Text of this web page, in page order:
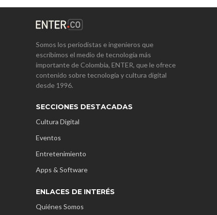
Somos los periodistas e ingenieros que
escribimos el medio de tecnología más
importante de Colombia, ENTER, que le ofrece
contenido sobre tecnología y cultura digital
desde 1996.
SECCIONES DESTACADAS
Cultura Digital
Eventos
Entretenimiento
Apps & Software
ENLACES DE INTERÉS
Quiénes Somos